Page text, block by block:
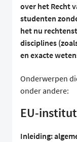
over het Recht
studenten
het nu
disciplines
en exacte
Onderwerpen
onder andere:
EU-
Inleiding: